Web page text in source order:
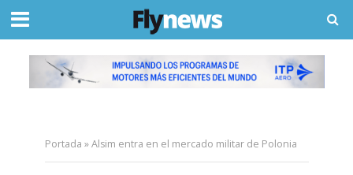
Portada »Alsim entra en el mercado militar de Polonia